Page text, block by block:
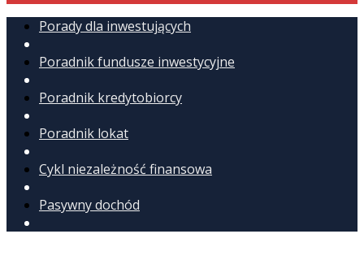
Porady dla inwestujących
Poradnik fundusze inwestycyjne
Poradnik kredytobiorcy
Poradnik lokat
Cykl niezależność finansowa
Pasywny dochód